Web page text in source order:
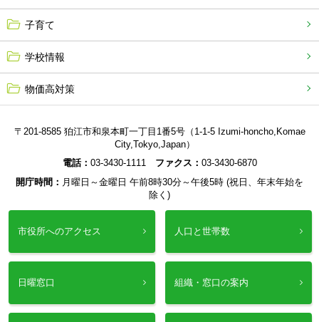
子育て
学校情報
物価高対策
〒201-8585 狛江市和泉本町一丁目1番5号（1-1-5 Izumi-honcho,Komae
City,Tokyo,Japan）
電話： 03-3430-1111 ファクス： 03-3430-6870
開庁時間： 月曜日～金曜日 午前8時30分～午後5時 (祝日、年末年始を
除く)
市役所へのアクセス 人口と世帯数
日曜窓口 組織・窓口の案内